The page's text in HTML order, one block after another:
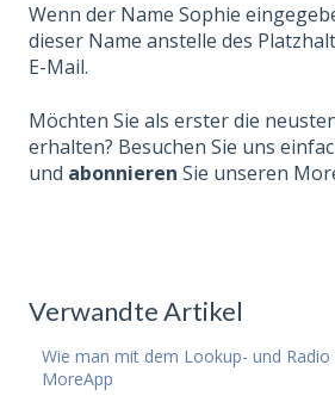
Wenn der Name Sophie
dieser Name anstelle des
E-Mail.
Möchten Sie als erster die
erhalten? Besuchen Sie uns
und abonnieren Sie unseren
Verwandte Artikel
Wie man mit dem Lookup- und
MoreApp